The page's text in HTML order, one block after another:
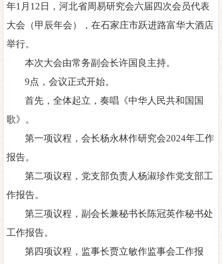
年1月12日，河北省周易研究会六届四次会员代表
大会（甲辰年会），在石家庄市跃进路富华大酒店
举行。
本次大会由常务副会长许国良主持。
9点，会议正式开始。
首先，全体起立，奏唱《中华人民共和国国
歌》。
第一项议程，会长杨永林作研究会2024年工作
报告。
第二项议程，党支部负责人杨淑珍作党支部工
作报告。
第三项议程，副会长兼秘书长陈冠英作秘书处
工作报告。
第四项议程，监事长贾立敏作监事会工作报